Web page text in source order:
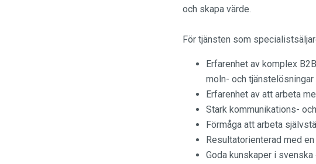
och skapa värde.
För tjänsten som
Erfarenhet av komplex
moln- och tjänstelösningar
Erfarenhet av att arbeta
Stark kommunikations-
Förmåga att arbeta
Resultatorienterad med
Goda kunskaper i